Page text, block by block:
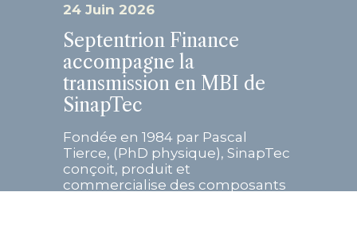
24 Juin 2026
Septentrion Finance
accompagne la
transmission en MBI de
SinapTec
Fondée en 1984 par Pascal
Tierce, (PhD physique), SinapTec
conçoit, produit et
commercialise des composants